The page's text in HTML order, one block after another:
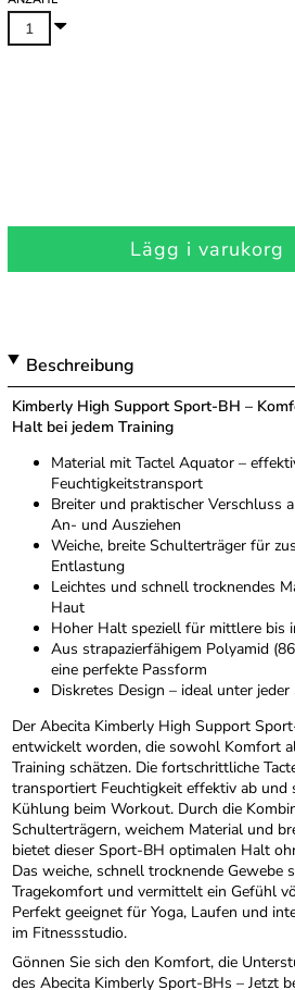
Lägg i varukorg
Beschreibung
Kimberly High Support Sport-BH –
Halt bei jedem Training
Material mit Tactel Aquator –
Feuchtigkeitstransport
Breiter und praktischer Verschluss
An- und Ausziehen
Weiche, breite Schulterträger für
Entlastung
Leichtes und schnell trocknendes
Haut
Hoher Halt speziell für mittlere bis
Aus strapazierfähigem Polyamid
eine perfekte Passform
Diskretes Design – ideal unter
Der Abecita Kimberly High Support
entwickelt worden, die sowohl Komfort
Training schätzen. Die fortschrittliche
transportiert Feuchtigkeit effektiv ab und
Kühlung beim Workout. Durch die
Schulterträgern, weichem Material und
bietet dieser Sport-BH optimalen Halt
Das weiche, schnell trocknende Gewebe
Tragekomfort und vermittelt ein Gefühl
Perfekt geeignet für Yoga, Laufen und
im Fitnessstudio.
Gönnen Sie sich den Komfort, die
des Abecita Kimberly Sport-BHs – Jetzt